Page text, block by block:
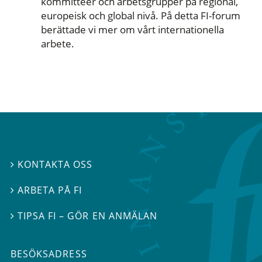
europeisk och global nivå. På detta FI-forum
berättade vi mer om vårt internationella
arbete.
 KONTAKTA OSS
 ARBETA PÅ FI
TIPSA FI – GÖR EN ANMÄLAN
BESÖKSADRESS